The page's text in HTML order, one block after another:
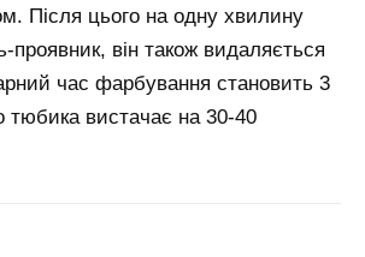
Після цього на одну хвилину
проявник, він також видаляється
час фарбування становить 3
тюбика вистачає на 30-40